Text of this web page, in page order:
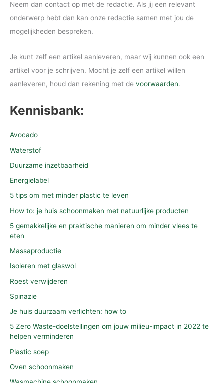
Neem dan contact op met de redactie. Als jij een relevant
onderwerp hebt dan kan onze redactie samen met jou de
mogelijkheden bespreken.
Je kunt zelf een artikel aanleveren, maar wij kunnen ook een
artikel voor je schrijven. Mocht je zelf een artikel willen
aanleveren, houd dan rekening met de voorwaarden.
Kennisbank:
Avocado
Waterstof
Duurzame inzetbaarheid
Energielabel
5 tips om met minder plastic te leven
How to: je huis schoonmaken met natuurlijke producten
5 gemakkelijke en praktische manieren om minder vlees te
eten
Massaproductie
Isoleren met glaswol
Roest verwijderen
Spinazie
Je huis duurzaam verlichten: how to
5 Zero Waste-doelstellingen om jouw milieu-impact in 2022 te
helpen verminderen
Plastic soep
Oven schoonmaken